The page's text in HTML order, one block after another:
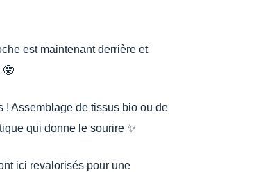
est maintenant derrière et
🤓
! Assemblage de tissus bio ou de
qui donne le sourire ✨
ici revalorisés pour une